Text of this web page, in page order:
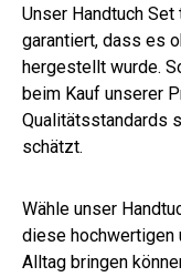
Unser Handtuch
garantiert, dass es
hergestellt wurde.
beim Kauf unserer
Qualitätsstandards
schätzt.
Wähle unser
diese hochwertigen
Alltag bringen